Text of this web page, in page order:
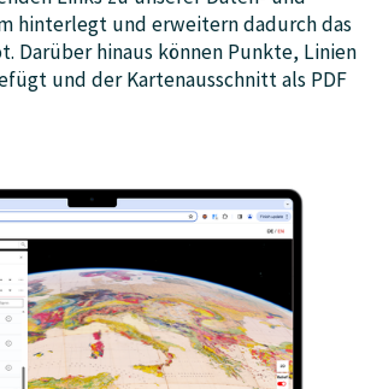
hinterlegt und erweitern dadurch das
Darüber hinaus können Punkte, Linien
und der Kartenausschnitt als PDF